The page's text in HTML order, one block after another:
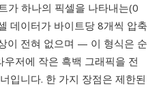
가 하나의 픽셀을 나타내는(0
데이터가 바이트당 8개씩 압축
이 전혀 없으며 — 이 형식은 순
저에 작은 흑백 그래픽을 전
입니다. 한 가지 장점은 제한된